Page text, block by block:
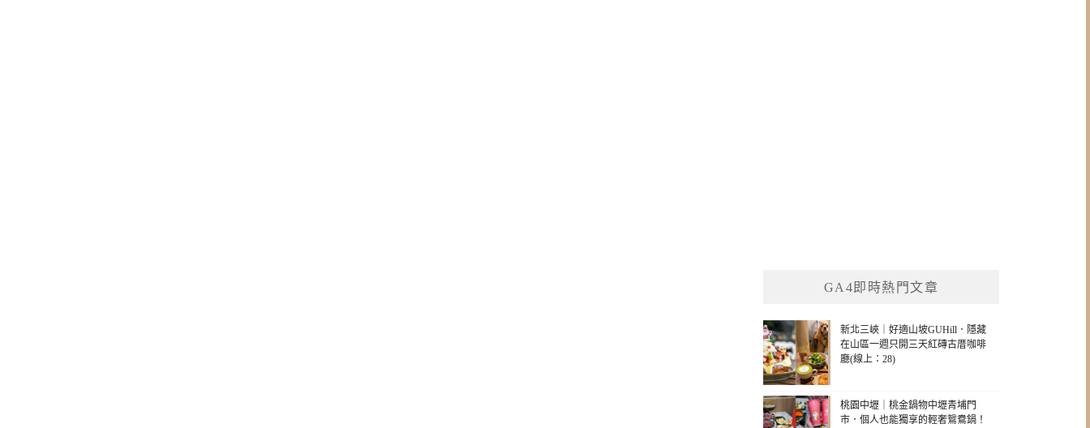
GA4即時熱門文章
新北三峽｜好適山坡GUHill．隱藏
在山區一週只開三天紅磚古厝咖啡
廳(線上：28)
桃園中壢｜桃金鍋物中壢青埔門
市．個人也能獨享的輕奢鴛鴦鍋！